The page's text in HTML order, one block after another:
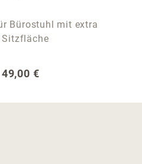
Bürostuhl mit extra
Sitzfläche
Preis:
€